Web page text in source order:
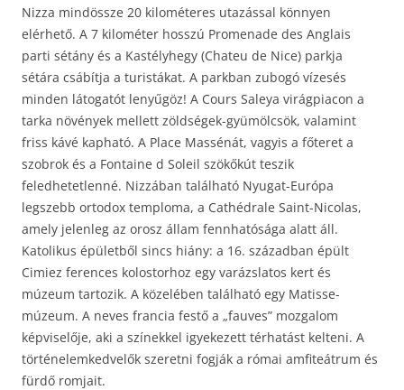
Nizza mindössze 20 kilométeres utazással könnyen
elérhető. A 7 kilométer hosszú Promenade des Anglais
parti sétány és a Kastélyhegy (Chateu de Nice) parkja
sétára csábítja a turistákat. A parkban zubogó vízesés
minden látogatót lenyűgöz! A Cours Saleya virágpiacon a
tarka növények mellett zöldségek-gyümölcsök, valamint
friss kávé kapható. A Place Massénát, vagyis a főteret a
szobrok és a Fontaine d Soleil szökőkút teszik
feledhetetlenné. Nizzában található Nyugat-Európa
legszebb ortodox temploma, a Cathédrale Saint-Nicolas,
amely jelenleg az orosz állam fennhatósága alatt áll.
Katolikus épületből sincs hiány: a 16. században épült
Cimiez ferences kolostorhoz egy varázslatos kert és
múzeum tartozik. A közelében található egy Matisse-
múzeum. A neves francia festő a „fauves” mozgalom
képviselője, aki a színekkel igyekezett térhatást kelteni. A
történelemkedvelők szeretni fogják a római amfiteátrum és
fürdő romjait.